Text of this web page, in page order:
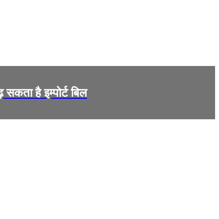
है इम्पोर्ट बिल